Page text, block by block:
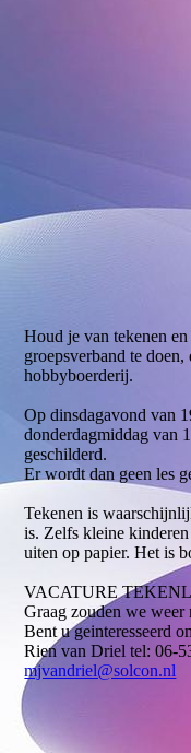
Houd je van tekenen
groepsverband te
hobbyboerderij.
Op dinsdagavond van
donderdagmiddag van
geschilderd.
Er wordt dan geen les
Tekenen is
is. Zelfs kleine
uiten op papier. Het is
VACATURE
Graag zouden we weer
Bent u geinteresseerd
Rien van Driel tel: 06-
mjvandriel@solcon.nl